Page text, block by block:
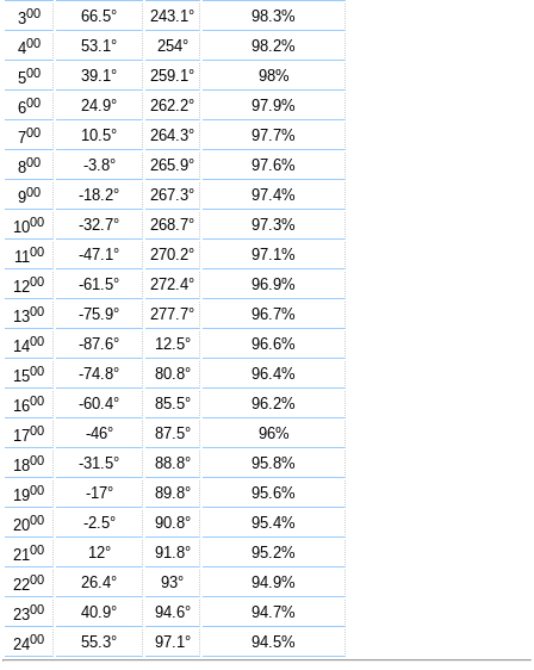
300 66.5° 243.1°
98.3%
400 53.1° 254°
98.2%
500 39.1° 259.1°
98%
600 24.9° 262.2°
97.9%
700 10.5° 264.3°
97.7%
800 -3.8° 265.9°
97.6%
900 -18.2° 267.3°
97.4%
1000 -32.7° 268.7°
97.3%
1100 -47.1° 270.2°
97.1%
1200 -61.5° 272.4°
96.9%
1300 -75.9° 277.7°
96.7%
1400 -87.6° 12.5°
96.6%
1500 -74.8° 80.8°
96.4%
1600 -60.4° 85.5°
96.2%
1700 -46° 87.5°
96%
1800 -31.5° 88.8°
95.8%
1900 -17° 89.8°
95.6%
2000 -2.5° 90.8°
95.4%
2100 12° 91.8°
95.2%
2200 26.4° 93°
94.9%
2300 40.9° 94.6°
94.7%
2400 55.3° 97.1° 94.5%